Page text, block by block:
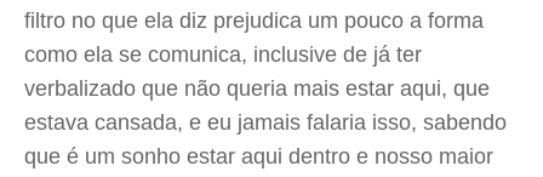
filtro no que ela diz prejudica um pouco a forma
como ela se comunica, inclusive de já ter
verbalizado que não queria mais estar aqui, que
estava cansada, e eu jamais falaria isso, sabendo
que é um sonho estar aqui dentro e nosso maior